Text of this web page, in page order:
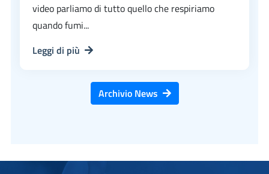
video parliamo di tutto quello che respiriamo
quando fumi...
Leggi di più
Archivio News